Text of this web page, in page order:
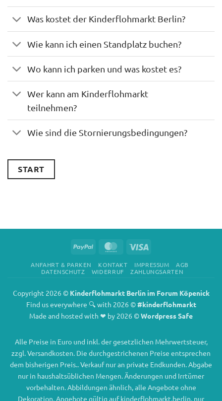
Was kostet der Kinderflohmarkt Berlin?
Wie kann ich einen Standplatz buchen?
Wo kann ich parken und was kostet es?
Wer kann am Kinderflohmarkt
teilnehmen?
Wie sind die Stornierungsbedingungen?
START
PayPal MasterCard
ANFAHRT & PARKEN KONTAKT IMPRESSUM
AGB
DATENSCHUTZ
WIDERRUF ZAHLUNGSARTEN
Copyright 2026 © Kinderflohmarkt Berlin im Forum Köpenick
Find us everywhere 🔍 with 2026 ©#kinderflohmarkt
Made and hosted with ❤ by 2026 ©Wordpress Safe
Alle Preise in Euro und inkl. der gesetzlichen Mehrwertsteuer,
zzgl. Versandkosten. Die durchgestrichenen Preise entsprechen
dem bisherigen Preis.. Verkauf nur an private Endkunden. Abgabe
nur in haushaltsüblichen Mengen. Änderungen und Irrtümer
vorbehalten. Abbildungen ähnlich, alle Angebote ohne
Dekoration. Angebote gültig auf kinderflohmarkt.berlin, nur